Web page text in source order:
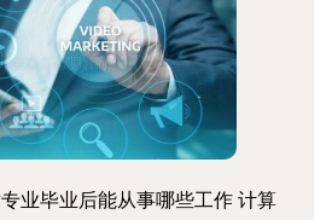
业毕业后能从事哪些工作 计算